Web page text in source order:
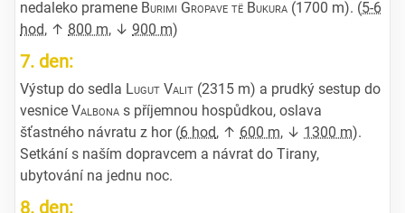
nedaleko pramene Burimi Gropave të Bukura (1700 m). (5-6
hod, ↑ 800 m, ↓ 900 m)
7. den:
Výstup do sedla Lugut Valit (2315 m) a prudký sestup do
vesnice Valbona s příjemnou hospůdkou, oslava
šťastného návratu z hor (6 hod, ↑ 600 m, ↓ 1300 m).
Setkání s naším dopravcem a návrat do Tirany,
ubytování na jednu noc.
8. den: